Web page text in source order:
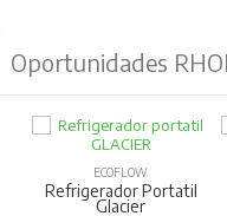
Oportunidades
ECOFLOW
Refrigerador Portatil
Glacier